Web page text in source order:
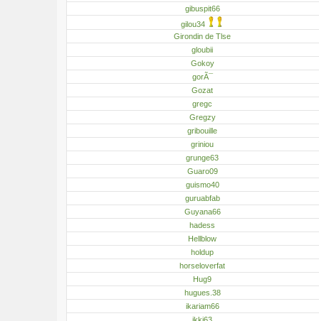
gibuspit66
gilou34
Girondin de Tlse
gloubii
Gokoy
gorÃ¯
Gozat
gregc
Gregzy
gribouille
griniou
grunge63
Guaro09
guismo40
guruabfab
Guyana66
hadess
Hellblow
holdup
horseloverfat
Hug9
hugues.38
ikariam66